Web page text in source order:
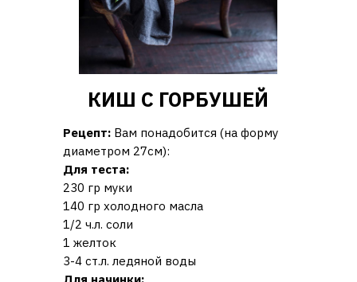
КИШ С ГОРБУШЕЙ
Рецепт: Вам понадобится (на форму
диаметром 27см):
Для теста:
230 гр муки
140 гр холодного масла
1/2 ч.л. соли
1 желток
3-4 ст.л. ледяной воды